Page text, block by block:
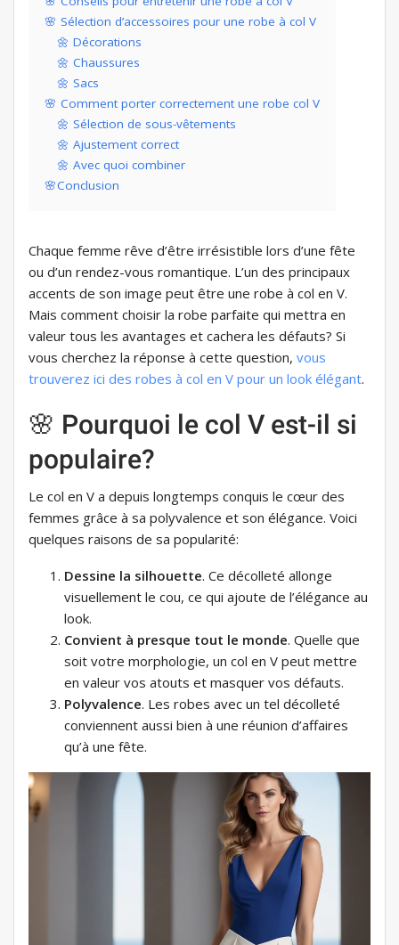
🌸 Sélection d’accessoires pour une robe à col V
🌼 Décorations
🌼 Chaussures
🌼 Sacs
🌸 Comment porter correctement une robe col V
🌼 Sélection de sous-vêtements
🌼 Ajustement correct
🌼 Avec quoi combiner
🌸Conclusion
Chaque femme rêve d’être irrésistible lors d’une fête
ou d’un rendez-vous romantique. L’un des principaux
accents de son image peut être une robe à col en V.
Mais comment choisir la robe parfaite qui mettra en
valeur tous les avantages et cachera les défauts? Si
vous cherchez la réponse à cette question, vous
trouverez ici des robes à col en V pour un look élégant.
🌸 Pourquoi le col V est-il si
populaire?
Le col en V a depuis longtemps conquis le cœur des
femmes grâce à sa polyvalence et son élégance. Voici
quelques raisons de sa popularité:
Dessine la silhouette. Ce décolleté allonge
visuellement le cou, ce qui ajoute de l’élégance au
look.
Convient à presque tout le monde. Quelle que
soit votre morphologie, un col en V peut mettre
en valeur vos atouts et masquer vos défauts.
Polyvalence. Les robes avec un tel décolleté
conviennent aussi bien à une réunion d’affaires
qu’à une fête.